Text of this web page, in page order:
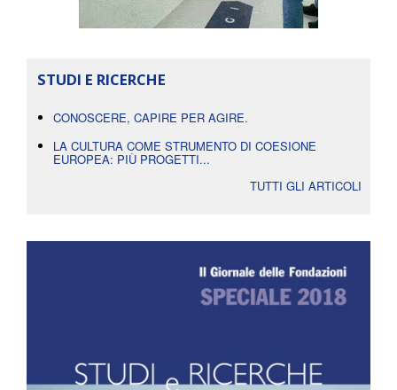
STUDI E RICERCHE
CONOSCERE, CAPIRE PER AGIRE.
LA CULTURA COME STRUMENTO DI COESIONE
EUROPEA: PIÙ PROGETTI...
TUTTI GLI ARTICOLI